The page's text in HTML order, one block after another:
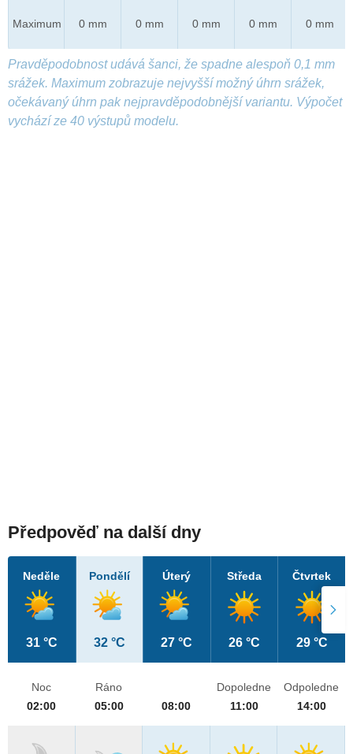
Maximum 0 mm 0 mm 0 mm 0 mm 0 mm
Pravděpodobnost udává šanci, že spadne alespoň 0,1 mm
srážek. Maximum zobrazuje nejvyšší možný úhrn srážek,
očekávaný úhrn pak nejpravděpodobnější variantu. Výpočet
vychází ze 40 výstupů modelu.
Předpověď na další dny
Neděle
31 °C
Pondělí
32 °C
Úterý
27 °C
Středa
26 °C
Čtvrtek
29 °C
Noc
02:00
Ráno
05:00
08:00
Dopoledne
11:00
Odpoledne
14:00